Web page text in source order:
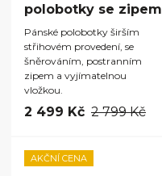
polobotky se zipem
Pánské polobotky širším
střihovém provedení, se
šněrováním, postranním
zipem a vyjímatelnou
vložkou.
2 499 Kč 2 799 Kč
AKČNÍ CENA